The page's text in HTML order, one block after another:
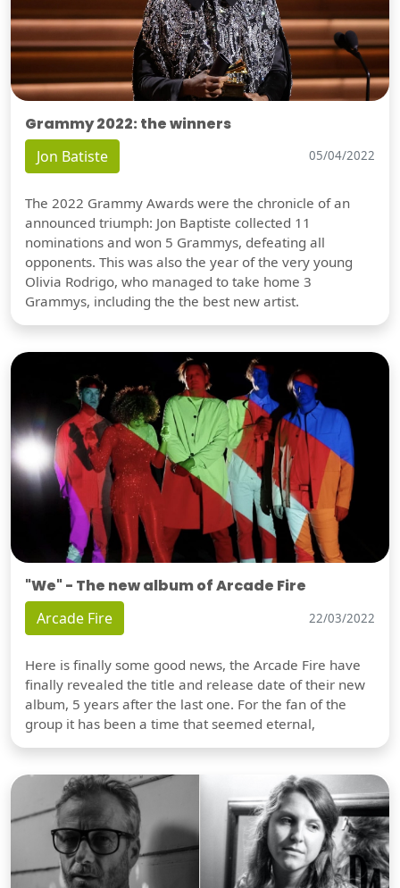
Grammy 2022: the winners
Jon Batiste 05/04/2022
The 2022 Grammy Awards were the chronicle of an
announced triumph: Jon Baptiste collected 11
nominations and won 5 Grammys, defeating all
opponents. This was also the year of the very young
Olivia Rodrigo, who managed to take home 3
Grammys, including the the best new artist.
"We" - The new album of Arcade Fire
Arcade Fire 22/03/2022
Here is finally some good news, the Arcade Fire have
finally revealed the title and release date of their new
album, 5 years after the last one. For the fan of the
group it has been a time that seemed eternal,